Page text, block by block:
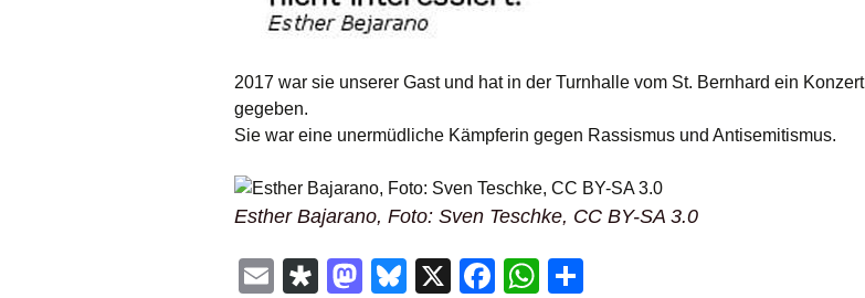
2017 war sie unserer Gast und hat in der Turnhalle vom St. Bernhard ein Konzert
gegeben.
Sie war eine unermüdliche Kämpferin gegen Rassismus und Antisemitismus.
Esther Bajarano, Foto: Sven Teschke, CC BY-SA 3.0
E
Di
M
Bl
X
F
W